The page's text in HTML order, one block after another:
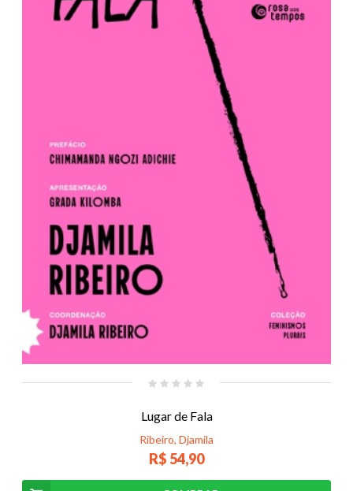
Lugar de Fala
Ribeiro, Djamila
R$ 54,90